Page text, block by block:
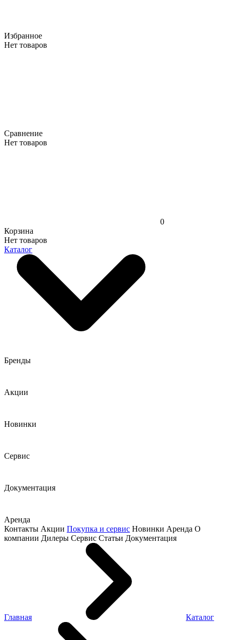
Избранное
Нет товаров
Сравнение
Нет товаров
0
Корзина
Нет товаров
Каталог
Бренды
Акции
Новинки
Сервис
Документация
Аренда
Контакты Акции Покупка и сервис Новинки Аренда О
компании Дилеры Сервис Статьи Документация
Главная Каталог